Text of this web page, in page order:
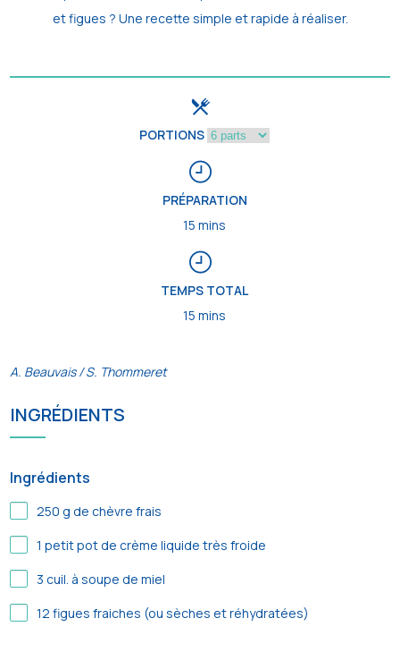
et figues ? Une recette simple et rapide à réaliser.
PORTIONS
PRÉPARATION
15 mins
TEMPS TOTAL
15 mins
A. Beauvais / S. Thommeret
INGRÉDIENTS
Ingrédients
250 g de chèvre frais
1 petit pot de crème liquide très froide
3 cuil. à soupe de miel
12 figues fraiches (ou sèches et réhydratées)